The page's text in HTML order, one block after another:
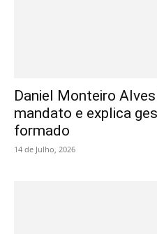
Daniel Monteiro
mandato e explica
formado
14 de Julho, 2026